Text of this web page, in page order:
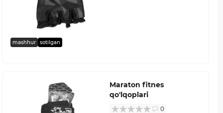
mashhur sotilgan
Maraton fitnes
qo'lqoplari
0